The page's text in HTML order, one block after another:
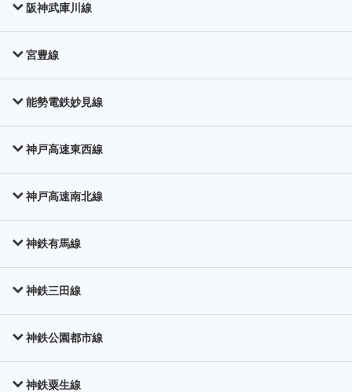
阪神武庫川線
宮豊線
能勢電鉄妙見線
神戸高速東西線
神戸高速南北線
神鉄有馬線
神鉄三田線
神鉄公園都市線
神鉄粟生線